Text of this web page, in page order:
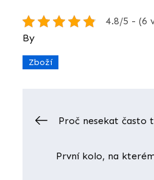
4.8/5 - (6
By
Zboží
pro
Proč nesekat často
První kolo, na